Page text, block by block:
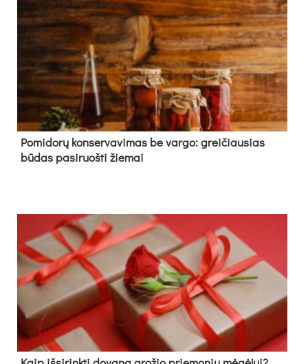
Pomidorų konservavimas be vargo: greičiausias
būdas pasiruošti žiemai